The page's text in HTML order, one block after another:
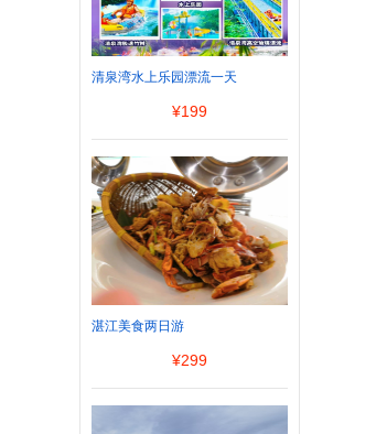
清泉湾水上乐园漂流一天
¥199
湛江美食两日游
¥299